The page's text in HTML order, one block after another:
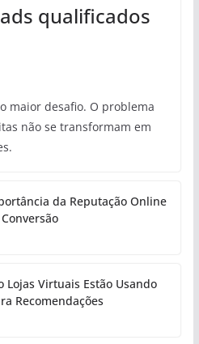
qualificados
maior desafio. O problema
não se transformam em
da Reputação Online
Lojas Virtuais Estão Usando
Recomendações